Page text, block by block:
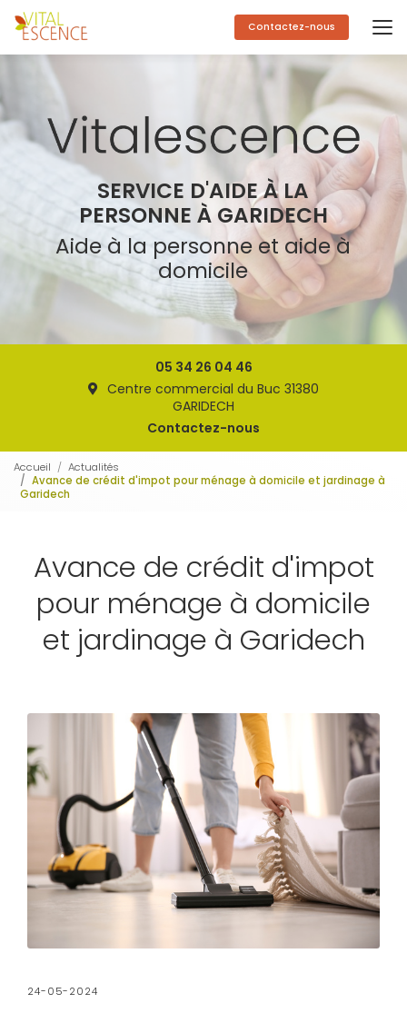
Aller
au
contenu
principal
Contactez-nous
SERVICE D'AIDE À LA
PERSONNE À GARIDECH
Aide à la personne et aide à
domicile
05 34 26 04 46
Centre commercial du Buc 31380
GARIDECH
Contactez-nous
Accueil
Actualités
Avance de crédit d'impot pour ménage à domicile et jardinage à
Garidech
Avance de crédit d'impot
pour ménage à domicile
et jardinage à Garidech
24-05-2024